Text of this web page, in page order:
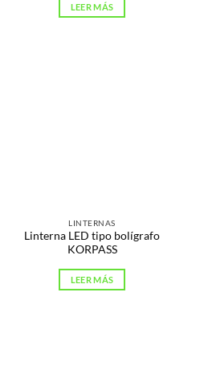
LEER MÁS
LINTERNAS
Linterna LED tipo bolígrafo
KORPASS
LEER MÁS